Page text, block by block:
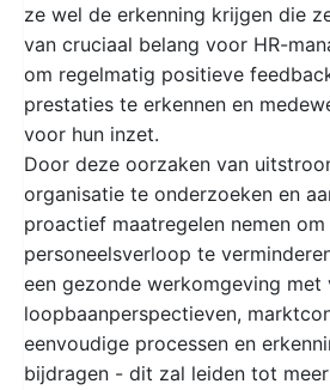
ze wel de erkenning krijgen die
van cruciaal belang voor HR-
om regelmatig positieve
prestaties te erkennen en
voor hun inzet.
Door deze oorzaken van
organisatie te onderzoeken en
proactief maatregelen nemen om
personeelsverloop te
een gezonde werkomgeving met
loopbaanperspectieven,
eenvoudige processen en
bijdragen - dit zal leiden tot